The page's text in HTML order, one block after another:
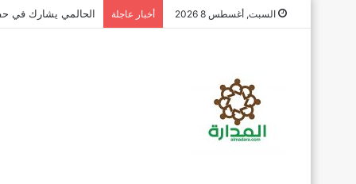
السبت, أغسطس 8 2026 أخبار عاجلة الحالمي يشارك في